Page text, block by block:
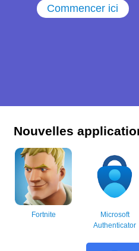
Commencer ici
Nouvelles
Fortnite
Microsoft
Authenticator